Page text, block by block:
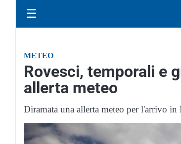
☰
METEO
Rovesci, temporali e
allerta meteo
Diramata una allerta meteo per l'arrivo